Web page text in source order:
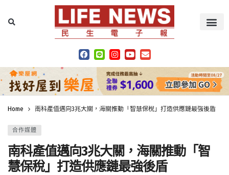
Home 南科產值邁向3兆大關，海關推動「智慧保稅」打造供應鏈最強後盾
合作媒體
南科產值邁向3兆大關，海關推動「智
慧保稅」打造供應鏈最強後盾